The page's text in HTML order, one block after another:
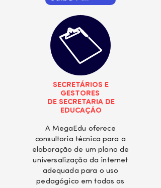
SECRETÁRIOS E
GESTORES
DE SECRETARIA DE
EDUCAÇÃO
A MegaEdu oferece
consultoria técnica para a
elaboração de um plano de
universalização da internet
adequada para o uso
pedagógico em todas as